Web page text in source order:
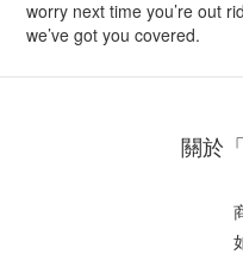
worry next time you’re out
we’ve got you covered.
關於